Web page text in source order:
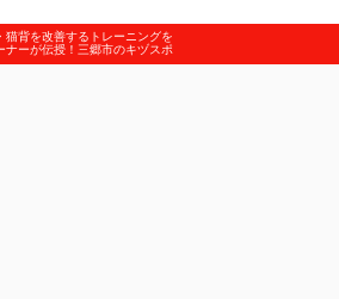
猫背を改善するトレーニングを
ナーが伝授！三郷市のキヅスポ